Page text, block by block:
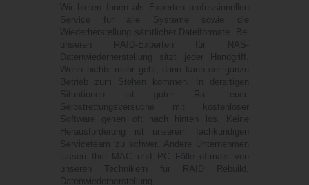
Wir bieten Ihnen als Experten professionellen
Service für alle Systeme sowie die
Wiederherstellung sämtlicher Dateiformate. Bei
unseren RAID-Experten für NAS-
Datenwiederherstellung sitzt jeder Handgriff.
Wenn nichts mehr geht, dann kann der ganze
Betrieb zum Stehen kommen. In derartigen
Situationen ist guter Rat teuer.
Selbstrettungsversuche mit kostenloser
Software gehen oft nach hinten los. Keine
Herausforderung ist unserem fachkundigen
Serviceteam zu schwer. Andere Unternehmen
lassen Ihre MAC und PC Fälle oftmals von
unseren Technikern für RAID Rebuild,
Datenwiederherstellung,